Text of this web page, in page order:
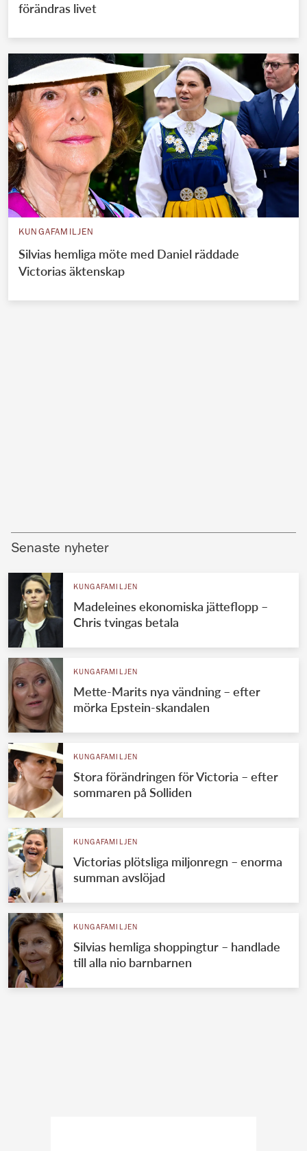
förändras livet
KUNGAFAMILJEN
Silvias hemliga möte med Daniel räddade
Victorias äktenskap
Senaste nyheter
KUNGAFAMILJEN
Madeleines ekonomiska jätteflopp –
Chris tvingas betala
KUNGAFAMILJEN
Mette-Marits nya vändning – efter
mörka Epstein-skandalen
KUNGAFAMILJEN
Stora förändringen för Victoria – efter
sommaren på Solliden
KUNGAFAMILJEN
Victorias plötsliga miljonregn – enorma
summan avslöjad
KUNGAFAMILJEN
Silvias hemliga shoppingtur – handlade
till alla nio barnbarnen